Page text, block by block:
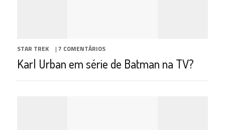
STAR TREK | 7 COMENTÁRIOS
Karl Urban em série de Batman na TV?